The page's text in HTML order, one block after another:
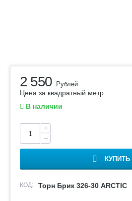
2 550 Рублей
Цена за квадратный метр
В наличии
+
−
КУПИТЬ
КОД: Торн Брик 326-30 ARCTIC